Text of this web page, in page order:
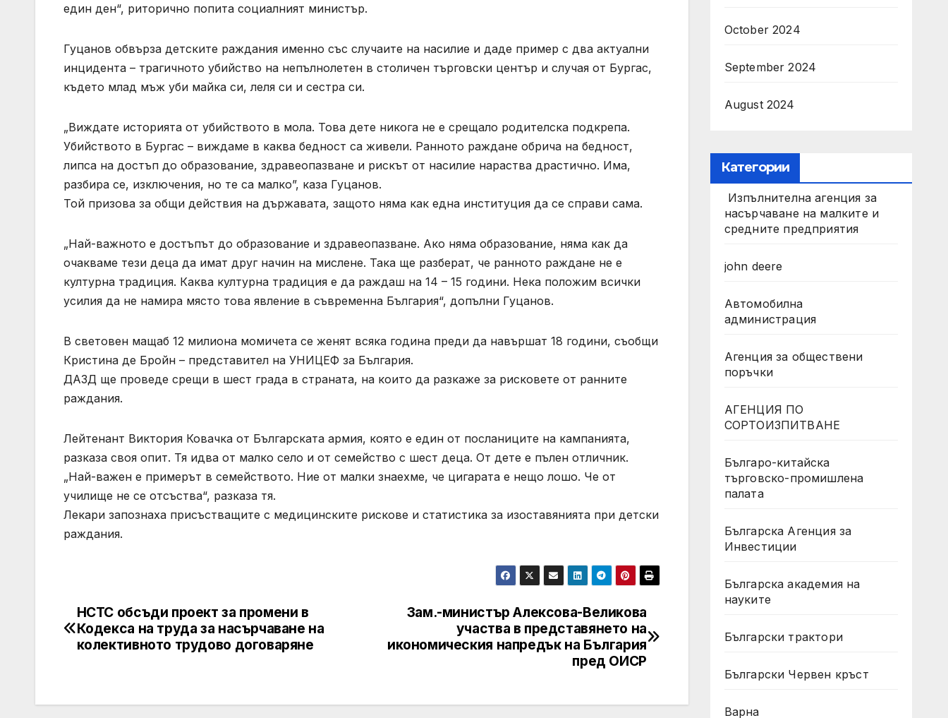
един ден“, риторично попита социалният министър.
Гуцанов обвърза детските раждания именно със случаите на насилие и даде пример с два актуални
инцидента – трагичното убийство на непълнолетен в столичен търговски център и случая от Бургас,
където млад мъж уби майка си, леля си и сестра си.
„Виждате историята от убийството в мола. Това дете никога не е срещало родителска подкрепа.
Убийството в Бургас – виждаме в каква бедност са живели. Ранното раждане обрича на бедност,
липса на достъп до образование, здравеопазване и рискът от насилие нараства драстично. Има,
разбира се, изключения, но те са малко”, каза Гуцанов.
Той призова за общи действия на държавата, защото няма как една институция да се справи сама.
„Най-важното е достъпът до образование и здравеопазване. Ако няма образование, няма как да
очакваме тези деца да имат друг начин на мислене. Така ще разберат, че ранното раждане не е
културна традиция. Каква културна традиция е да раждаш на 14 – 15 години. Нека положим всички
усилия да не намира място това явление в съвременна България“, допълни Гуцанов.
В световен мащаб 12 милиона момичета се женят всяка година преди да навършат 18 години, съобщи
Кристина де Бройн – представител на УНИЦЕФ за България.
ДАЗД ще проведе срещи в шест града в страната, на които да разкаже за рисковете от ранните
раждания.
Лейтенант Виктория Ковачка от Българската армия, която е един от посланиците на кампанията,
разказа своя опит. Тя идва от малко село и от семейство с шест деца. От дете е пълен отличник.
„Най-важен е примерът в семейството. Ние от малки знаехме, че цигарата е нещо лошо. Че от
училище не се отсъства“, разказа тя.
Лекари запознаха присъстващите с медицинските рискове и статистика за изоставянията при детски
раждания.
Post
navigation
Зам.-министър Алексова-Великова
участва в представянето на
икономическия напредък на България
пред ОИСР
НСТС обсъди проект за промени в
Кодекса на труда за насърчаване на
колективното трудово договаряне
October 2024
September 2024
August 2024
Категории
Изпълнителна агенция за
насърчаване на малките и
средните предприятия
john deere
Автомобилна
администрация
Агенция за обществени
поръчки
АГЕНЦИЯ ПО
СОРТОИЗПИТВАНЕ
Българо-китайска
търговско-промишлена
палата
Българска Агенция за
Инвестиции
Българска академия на
науките
Български трактори
Български Червен кръст
Варна